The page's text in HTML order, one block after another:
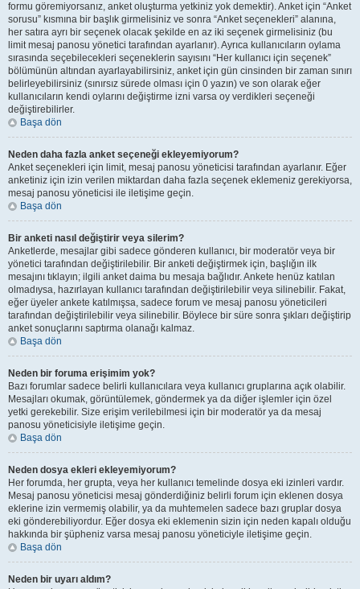
formu göremiyorsanız, anket oluşturma yetkiniz yok demektir). Anket için “Anket
sorusu” kısmına bir başlık girmelisiniz ve sonra “Anket seçenekleri” alanına,
her satıra ayrı bir seçenek olacak şekilde en az iki seçenek girmelisiniz (bu
limit mesaj panosu yönetici tarafından ayarlanır). Ayrıca kullanıcıların oylama
sırasında seçebilecekleri seçeneklerin sayısını “Her kullanıcı için seçenek”
bölümünün altından ayarlayabilirsiniz, anket için gün cinsinden bir zaman sınırı
belirleyebilirsiniz (sınırsız sürede olması için 0 yazın) ve son olarak eğer
kullanıcıların kendi oylarını değiştirme izni varsa oy verdikleri seçeneği
değiştirebilirler.
Başa dön
Neden daha fazla anket seçeneği ekleyemiyorum?
Anket seçenekleri için limit, mesaj panosu yöneticisi tarafından ayarlanır. Eğer
anketiniz için izin verilen miktardan daha fazla seçenek eklemeniz gerekiyorsa,
mesaj panosu yöneticisi ile iletişime geçin.
Başa dön
Bir anketi nasıl değiştirir veya silerim?
Anketlerde, mesajlar gibi sadece gönderen kullanıcı, bir moderatör veya bir
yönetici tarafından değiştirilebilir. Bir anketi değiştirmek için, başlığın ilk
mesajını tıklayın; ilgili anket daima bu mesaja bağlıdır. Ankete henüz katılan
olmadıysa, hazırlayan kullanıcı tarafından değiştirilebilir veya silinebilir. Fakat,
eğer üyeler ankete katılmışsa, sadece forum ve mesaj panosu yöneticileri
tarafından değiştirilebilir veya silinebilir. Böylece bir süre sonra şıkları değiştirip
anket sonuçlarını saptırma olanağı kalmaz.
Başa dön
Neden bir foruma erişimim yok?
Bazı forumlar sadece belirli kullanıcılara veya kullanıcı gruplarına açık olabilir.
Mesajları okumak, görüntülemek, göndermek ya da diğer işlemler için özel
yetki gerekebilir. Size erişim verilebilmesi için bir moderatör ya da mesaj
panosu yöneticisiyle iletişime geçin.
Başa dön
Neden dosya ekleri ekleyemiyorum?
Her forumda, her grupta, veya her kullanıcı temelinde dosya eki izinleri vardır.
Mesaj panosu yöneticisi mesaj gönderdiğiniz belirli forum için eklenen dosya
eklerine izin vermemiş olabilir, ya da muhtemelen sadece bazı gruplar dosya
eki gönderebiliyordur. Eğer dosya eki eklemenin sizin için neden kapalı olduğu
hakkında bir şüpheniz varsa mesaj panosu yöneticiyle iletişime geçin.
Başa dön
Neden bir uyarı aldım?